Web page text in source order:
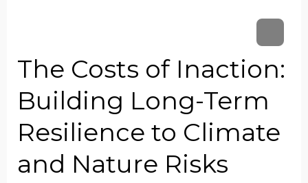
The Costs of Inaction:
Building Long-Term
Resilience to Climate
and Nature Risks